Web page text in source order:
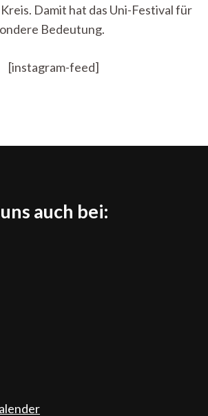
im
stehen
Damit hat das Uni-Festival für
Bedeutung.
[instagram-feed]
auch bei: